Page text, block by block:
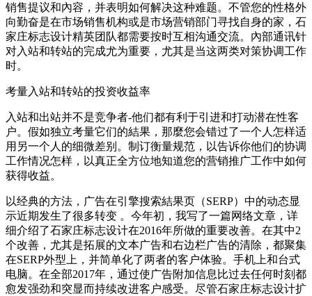
销售提议和內容，并表明如何解决这种难题。不管您的性格外
向勤奋是在市场销售机构或是市场营销部门寻找自身的家，石
家庄标志设计精英团队都需要按时互相沟通交流。內部通讯针
对入站和转站的完成尤为重要，尤其是当这两类对策协调工作
时。
考量入站和转站的投资收益率
入站和出站并不是竞争者-他们都有利于引进和打动潜在性客
户。假如独立考量它们的結果，那麼您会错过了一个人怎样适
用另一个人的细微差别。制订衡量规范，以告诉你他们的协调
工作情况怎样，以真正全方位地知道您的营销推广工作中如何
获得收益。
以经典的方法，广告在引擎搜索結果页（SERP）中的动态显
示近期发生了很多转变 。今年初，我写了一篇网络文章，详
细介绍了石家庄标志设计在2016年所做的重要改善。在其中2
个改善，尤其是拓展的文本广告和右边栏广告的清除，都聚集
在SERP外型上，并简单化了两者的客户体验。手机上和台式
电脑。在全部2017年，通过使广告附加信息比过去任何时刻都
愈发强劲和突显而持续改进客户感受。尽管石家庄标志设计扩